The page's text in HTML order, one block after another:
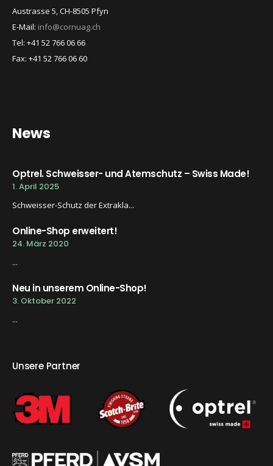
Austrasse 5, CH-8505 Pfyn
E-Mail: info@cornuag.ch
Tel: +41 52 766 06 66
Fax: +41 52 766 06 60
News
Optrel. Schweisser- und Atemschutz – Swiss Made!
1. April 2025
Schweisser-Schutz der Extrakla...
Online-Shop erweitert!
24. März 2020
...
Neu in unserem Online-Shop!
3. Oktober 2022
...
Unsere Partner